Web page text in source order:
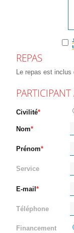
REPAS
Le repas est
Civilité
Nom
Prénom
Service
E-mail
Téléphone
Financement